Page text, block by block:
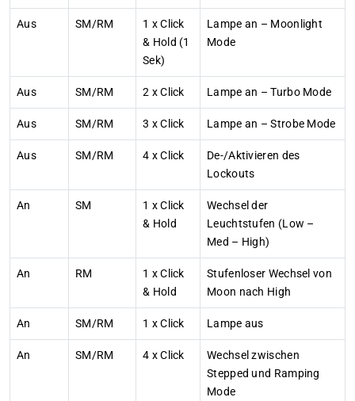
Aus SM/RM
1 x Click
& Hold (1
Sek)
Lampe an – Moonlight
Mode
Aus SM/RM 2 x Click Lampe an – Turbo Mode
Aus SM/RM 3 x Click Lampe an – Strobe Mode
Aus SM/RM 4 x Click
De-/Aktivieren des
Lockouts
An SM
1 x Click
& Hold
Wechsel der
Leuchtstufen (Low –
Med – High)
An RM
1 x Click
& Hold
Stufenloser Wechsel von
Moon nach High
An SM/RM 1 x Click Lampe aus
An SM/RM 4 x Click
Wechsel zwischen
Stepped und Ramping
Mode